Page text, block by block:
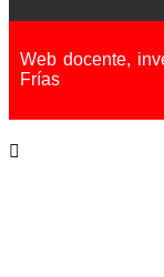
Web docente,
Frías